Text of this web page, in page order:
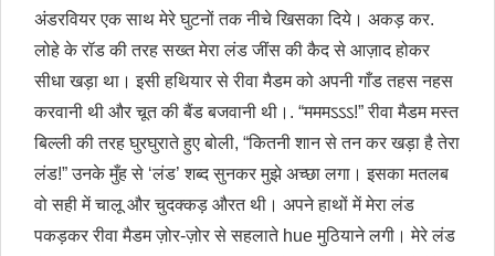
अंडरवियर एक साथ मेरे घुटनों तक नीचे खिसका दिये। अकड़ कर.
लोहे के रॉड की तरह सख्त मेरा लंड जींस की कैद से आज़ाद होकर
सीधा खड़ा था। इसी हथियार से रीवा मैडम को अपनी गाँड तहस नहस
करवानी थी और चूत की बैंड बजवानी थी।. “मममऽऽऽ!” रीवा मैडम मस्त
बिल्ली की तरह घुरघुराते हुए बोली, “कितनी शान से तन कर खड़ा है तेरा
लंड!” उनके मुँह से ‘लंड’ शब्द सुनकर मुझे अच्छा लगा। इसका मतलब
वो सही में चालू और चुदक्कड़ औरत थी। अपने हाथों में मेरा लंड
पकड़कर रीवा मैडम ज़ोर-ज़ोर से सहलाते hue मुठियाने लगी। मेरे लंड